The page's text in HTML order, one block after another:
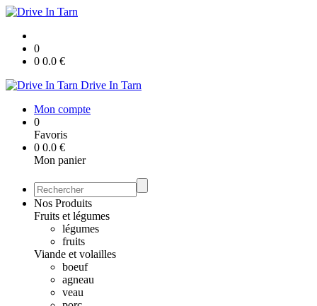
0
0 0.0 €
Drive In Tarn
Mon compte
0
Favoris
0 0.0 €
Mon panier
Nos Produits
Fruits et légumes
légumes
fruits
Viande et volailles
boeuf
agneau
veau